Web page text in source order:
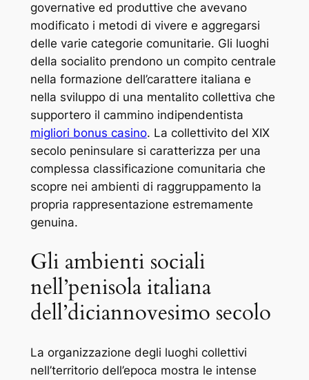
governative ed produttive che avevano
modificato i metodi di vivere e aggregarsi
delle varie categorie comunitarie. Gli luoghi
della socialito prendono un compito centrale
nella formazione dell’carattere italiana e
nella sviluppo di una mentalito collettiva che
supportero il cammino indipendentista
migliori bonus casino. La collettivito del XIX
secolo peninsulare si caratterizza per una
complessa classificazione comunitaria che
scopre nei ambienti di raggruppamento la
propria rappresentazione estremamente
genuina.
Gli ambienti sociali
nell’penisola italiana
dell’diciannovesimo secolo
La organizzazione degli luoghi collettivi
nell’territorio dell’epoca mostra le intense